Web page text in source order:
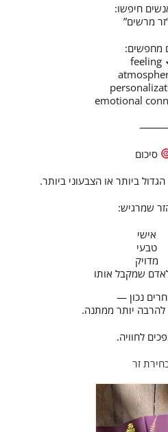
חיפשו:
מרשים”
מחפשים:
⸻
סיכום
ביותר או הצבעוני ביותר.
שמרגיש:
אישי
טבעי
מדויק
שמקבל אותו
נכון —
להרבה יותר ממתנה.
לחוויה.
זר